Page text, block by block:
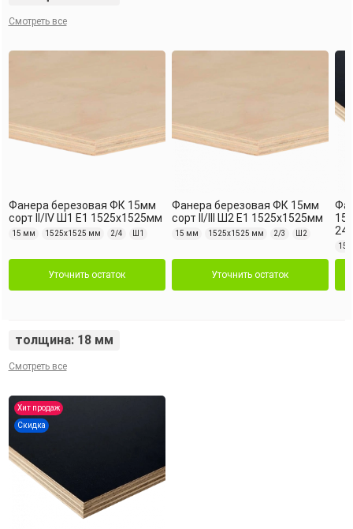
Смотреть все
Фанера березовая ФК 15мм
сорт II/IV Ш1 Е1 1525х1525мм
15 мм 1525х1525 мм 2/4 Ш1
Уточнить остаток
Фанера березовая ФК 15мм
сорт II/III Ш2 Е1 1525х1525мм
15 мм 1525х1525 мм 2/3 Ш2
Уточнить остаток
15
толщина: 18 мм
Смотреть все
Хит продаж
Скидка